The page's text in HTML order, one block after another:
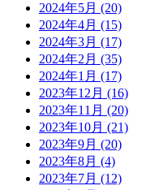
2024年5月 (20)
2024年4月 (15)
2024年3月 (17)
2024年2月 (35)
2024年1月 (17)
2023年12月 (16)
2023年11月 (20)
2023年10月 (21)
2023年9月 (20)
2023年8月 (4)
2023年7月 (12)